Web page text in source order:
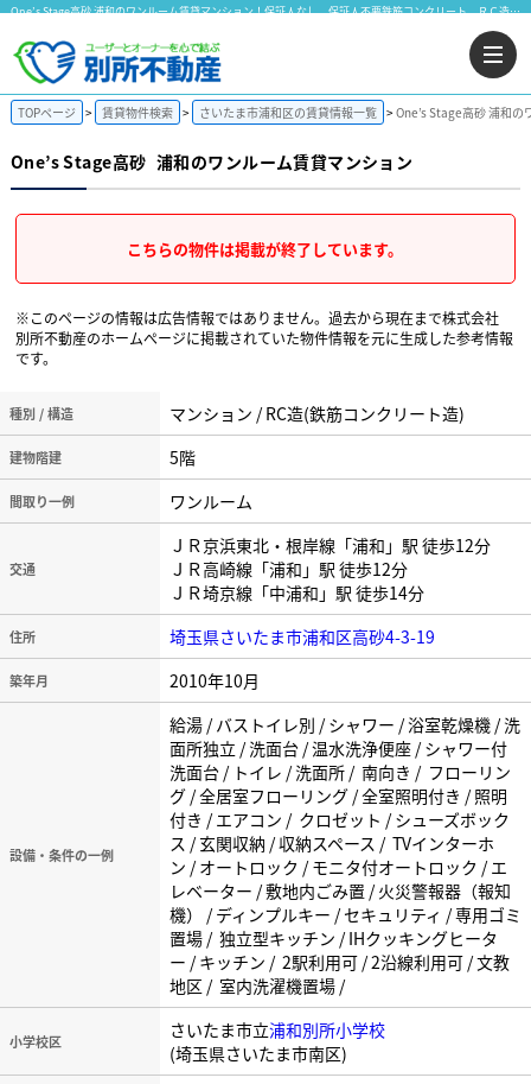
One’s Stage高砂 浦和のワンルーム賃貸マンション！保証人なし 保証人不要鉄筋コンクリート ＲＣ造バストイレ別 B・T別モニター付インターホンウォシュレット エアコン 室内洗濯機置場｜株式会社 別所不動産
TOPページ 賃貸物件検索 さいたま市浦和区の賃貸情報一覧 One’s Stage高砂 浦和
One’s Stage高砂 浦和のワンルーム賃貸マンション
こちらの物件は掲載が終了しています。
※このページの情報は広告情報ではありません。過去から現在まで株式会社
別所不動産のホームぺージに掲載されていた物件情報を元に生成した参考情報
です。
種別 / 構造 マンション / RC造(鉄筋コンクリート造)
建物階建 5階
間取り一例 ワンルーム
交通
ＪＲ京浜東北・根岸線「浦和」駅 徒歩12分
ＪＲ高崎線「浦和」駅 徒歩12分
ＪＲ埼京線「中浦和」駅 徒歩14分
住所 埼玉県さいたま市浦和区高砂4-3-19
築年月 2010年10月
設備・条件の一例
給湯 / バストイレ別 / シャワー / 浴室乾燥機 / 洗
面所独立 / 洗面台 / 温水洗浄便座 / シャワー付
洗面台 / トイレ / 洗面所 / 南向き / フローリン
グ / 全居室フローリング / 全室照明付き / 照明
付き / エアコン / クロゼット / シューズボック
ス / 玄関収納 / 収納スペース / TVインターホ
ン / オートロック / モニタ付オートロック / エ
レベーター / 敷地内ごみ置 / 火災警報器（報知
機） / ディンプルキー / セキュリティ / 専用ゴミ
置場 / 独立型キッチン / IHクッキングヒータ
ー / キッチン / 2駅利用可 / 2沿線利用可 / 文教
地区 / 室内洗濯機置場 /
小学校区 さいたま市立浦和別所小学校
(埼玉県さいたま市南区)